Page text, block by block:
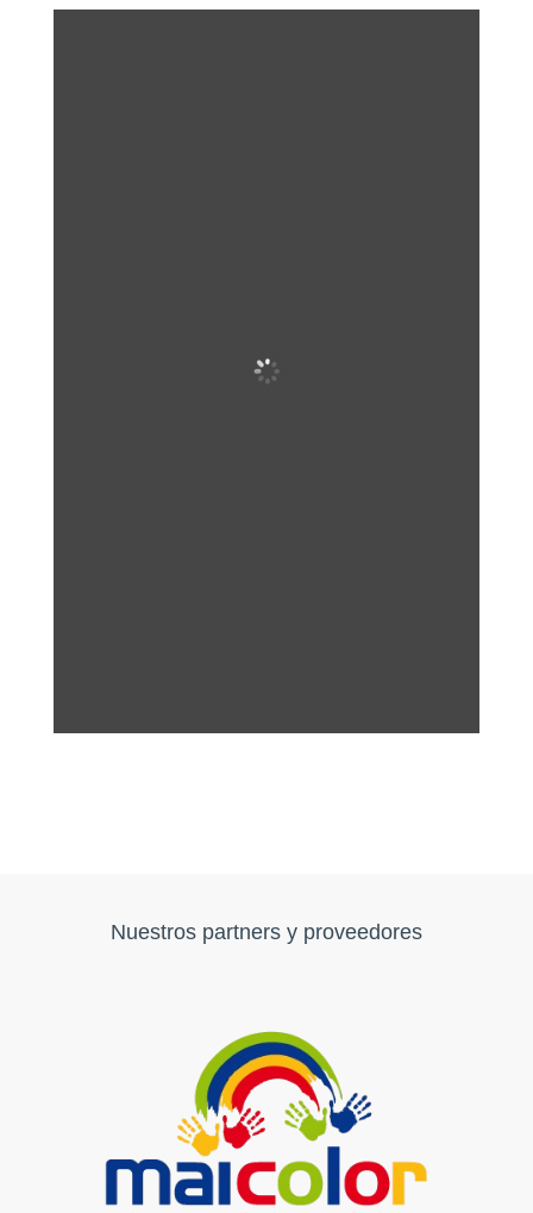
Nuestros partners y proveedores